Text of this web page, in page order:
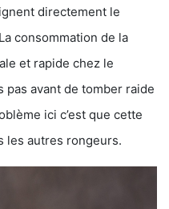
directement le
consommation de la
et rapide chez le
pas avant de tomber raide
ici c’est que cette
les autres rongeurs.